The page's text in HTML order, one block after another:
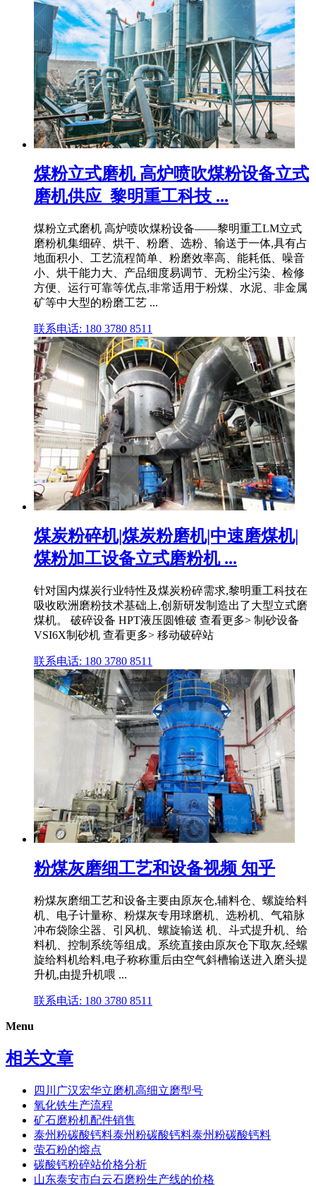
煤粉立式磨机 高炉喷吹煤粉设备立式
磨机供应_黎明重工科技 ...
煤粉立式磨机 高炉喷吹煤粉设备——黎明重工LM立式
磨粉机集细碎、烘干、粉磨、选粉、输送于一体,具有占
地面积小、工艺流程简单、粉磨效率高、能耗低、噪音
小、烘干能力大、产品细度易调节、无粉尘污染、检修
方便、运行可靠等优点,非常适用于粉煤、水泥、非金属
矿等中大型的粉磨工艺 ...
联系电话: 180 3780 8511
煤炭粉碎机|煤炭粉磨机|中速磨煤机|
煤粉加工设备立式磨粉机 ...
针对国内煤炭行业特性及煤炭粉碎需求,黎明重工科技在
吸收欧洲磨粉技术基础上,创新研发制造出了大型立式磨
煤机。 破碎设备 HPT液压圆锥破 查看更多> 制砂设备
VSI6X制砂机 查看更多> 移动破碎站
联系电话: 180 3780 8511
粉煤灰磨细工艺和设备视频 知乎
粉煤灰磨细工艺和设备主要由原灰仓,辅料仓、螺旋给料
机、电子计量称、粉煤灰专用球磨机、选粉机、气箱脉
冲布袋除尘器、引风机、螺旋输送 机、斗式提升机、给
料机、控制系统等组成。系统直接由原灰仓下取灰,经螺
旋给料机给料,电子称称重后由空气斜槽输送进入磨头提
升机,由提升机喂 ...
联系电话: 180 3780 8511
Menu
相关文章
四川广汉宏华立磨机高细立磨型号
氧化铁生产流程
矿石磨粉机配件销售
泰州粉碳酸钙料泰州粉碳酸钙料泰州粉碳酸钙料
萤石粉的熔点
碳酸钙粉碎站价格分析
山东泰安市白云石磨粉生产线的价格